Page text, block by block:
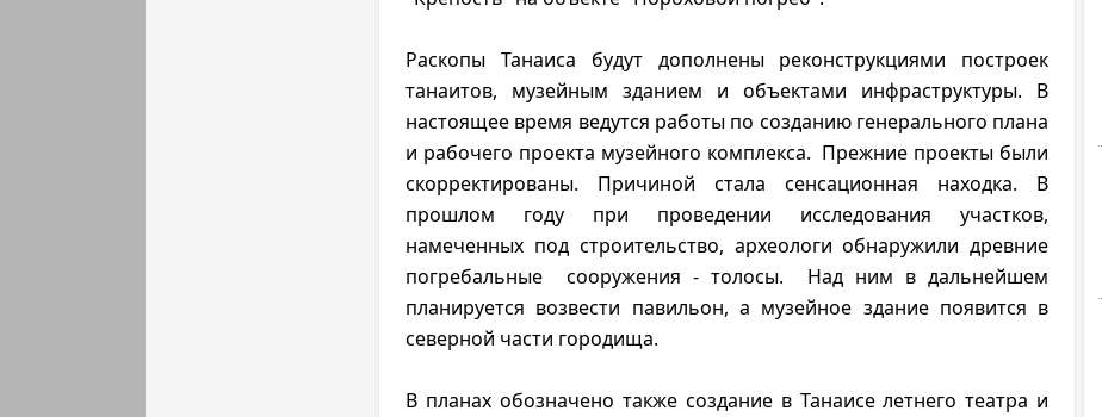
Раскопы Танаиса будут дополнены реконструкциями построек
танаитов, музейным зданием и объектами инфраструктуры. В
настоящее время ведутся работы по созданию генерального плана
и рабочего проекта музейного комплекса. Прежние проекты были
скорректированы. Причиной стала сенсационная находка. В
прошлом году при проведении исследования участков,
намеченных под строительство, археологи обнаружили древние
погребальные сооружения - толосы. Над ним в дальнейшем
планируется возвести павильон, а музейное здание появится в
северной части городища.
В планах обозначено также создание в Танаисе летнего театра и